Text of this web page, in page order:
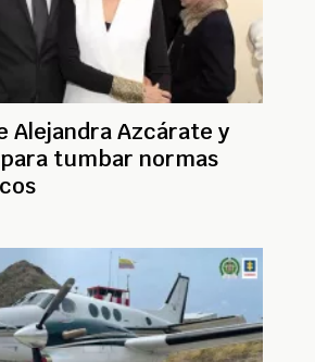
Alejandra Azcárate y
tumbar normas